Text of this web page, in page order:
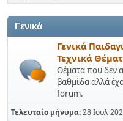
Γενικά
Γενικά
Τεχνικά
Θέματα που δεν
βαθμίδα αλλά
forum.
Τελευταίο μήνυμα:28 Ιουλ